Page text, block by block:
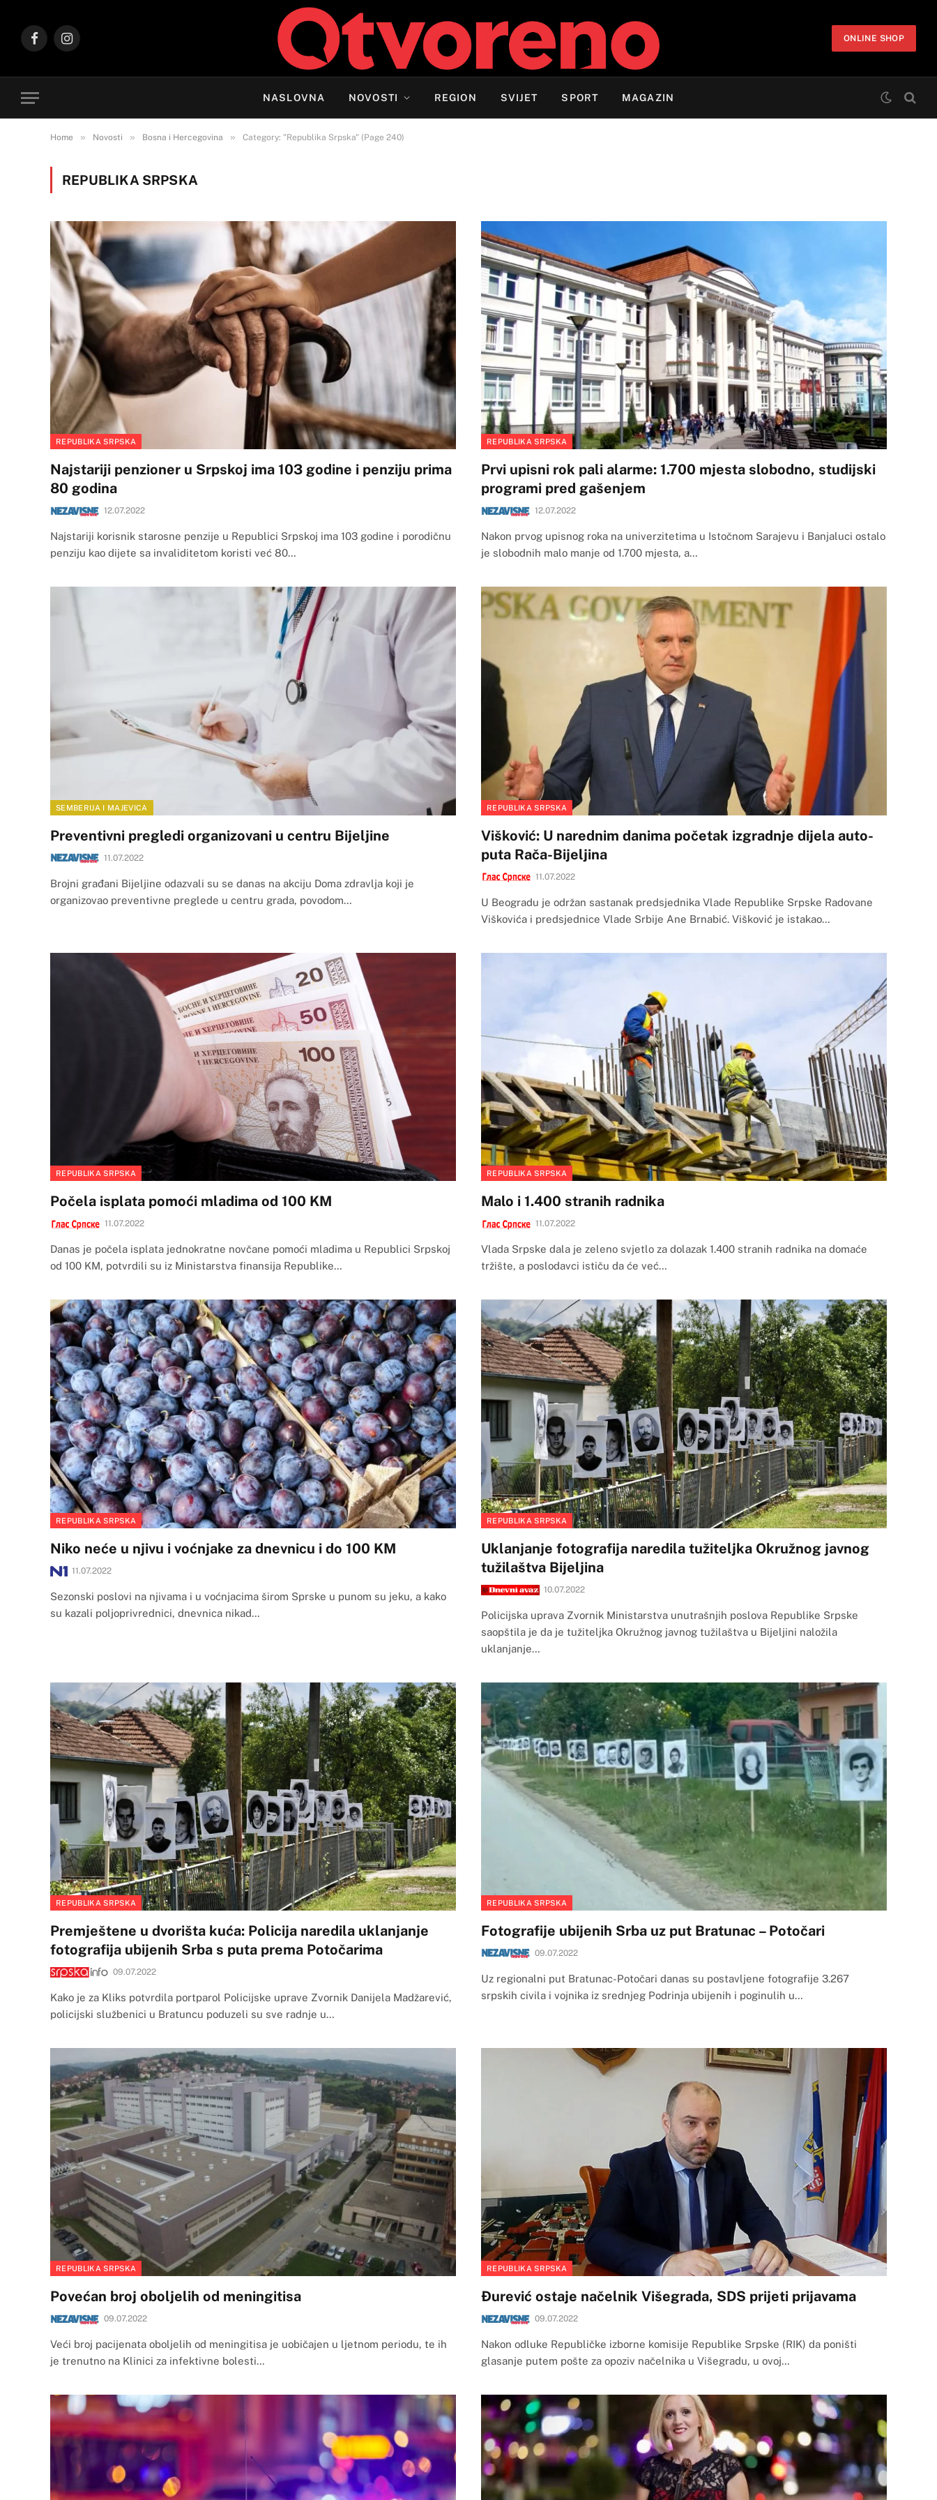
FacebookInstagram
ONLINE SHOP
NASLOVNA NOVOSTI REGION SVIJET SPORT MAGAZIN
Home » Novosti » Bosna i Hercegovina » Category: "Republika Srpska" (Page 240)
REPUBLIKA SRPSKA
REPUBLIKA SRPSKA
Najstariji penzioner u Srpskoj ima 103 godine i penziju prima
80 godina
12.07.2022
Najstariji korisnik starosne penzije u Republici Srpskoj ima 103 godine i porodičnu
penziju kao dijete sa invaliditetom koristi već 80…
REPUBLIKA SRPSKA
Prvi upisni rok pali alarme: 1.700 mjesta slobodno, studijski
programi pred gašenjem
12.07.2022
Nakon prvog upisnog roka na univerzitetima u Istočnom Sarajevu i Banjaluci ostalo
je slobodnih malo manje od 1.700 mjesta, a…
SEMBERIJA I MAJEVICA
Preventivni pregledi organizovani u centru Bijeljine
11.07.2022
Brojni građani Bijeljine odazvali su se danas na akciju Doma zdravlja koji je
organizovao preventivne preglede u centru grada, povodom…
REPUBLIKA SRPSKA
Višković: U narednim danima početak izgradnje dijela auto-
puta Rača-Bijeljina
11.07.2022
U Beogradu je održan sastanak predsjednika Vlade Republike Srpske Radovane
Viškovića i predsjednice Vlade Srbije Ane Brnabić. Višković je istakao…
REPUBLIKA SRPSKA
Počela isplata pomoći mladima od 100 KM
11.07.2022
Danas je počela isplata jednokratne novčane pomoći mladima u Republici Srpskoj
od 100 KM, potvrdili su iz Ministarstva finansija Republike…
REPUBLIKA SRPSKA
Malo i 1.400 stranih radnika
11.07.2022
Vlada Srpske dala je zeleno svjetlo za dolazak 1.400 stranih radnika na domaće
tržište, a poslodavci ističu da će već…
REPUBLIKA SRPSKA
Niko neće u njivu i voćnjake za dnevnicu i do 100 KM
11.07.2022
Sezonski poslovi na njivama i u voćnjacima širom Sprske u punom su jeku, a kako
su kazali poljoprivrednici, dnevnica nikad…
REPUBLIKA SRPSKA
Uklanjanje fotografija naredila tužiteljka Okružnog javnog
tužilaštva Bijeljina
10.07.2022
Policijska uprava Zvornik Ministarstva unutrašnjih poslova Republike Srpske
saopštila je da je tužiteljka Okružnog javnog tužilaštva u Bijeljini naložila
uklanjanje…
REPUBLIKA SRPSKA
Premještene u dvorišta kuća: Policija naredila uklanjanje
fotografija ubijenih Srba s puta prema Potočarima
09.07.2022
Kako je za Kliks potvrdila portparol Policijske uprave Zvornik Danijela Madžarević,
policijski službenici u Bratuncu poduzeli su sve radnje u…
REPUBLIKA SRPSKA
Fotografije ubijenih Srba uz put Bratunac – Potočari
09.07.2022
Uz regionalni put Bratunac-Potočari danas su postavljene fotografije 3.267
srpskih civila i vojnika iz srednjeg Podrinja ubijenih i poginulih u…
REPUBLIKA SRPSKA
Povećan broj oboljelih od meningitisa
09.07.2022
Veći broj pacijenata oboljelih od meningitisa je uobičajen u ljetnom periodu, te ih
je trenutno na Klinici za infektivne bolesti…
REPUBLIKA SRPSKA
Đurević ostaje načelnik Višegrada, SDS prijeti prijavama
09.07.2022
Nakon odluke Republičke izborne komisije Republike Srpske (RIK) da poništi
glasanje putem pošte za opoziv načelnika u Višegradu, u ovoj…